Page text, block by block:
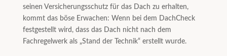
seinen Versicherungsschutz für das Dach zu erhalten,
kommt das böse Erwachen: Wenn bei dem DachCheck
festgestellt wird, dass das Dach nicht nach dem
Fachregelwerk als „Stand der Technik“ erstellt wurde.